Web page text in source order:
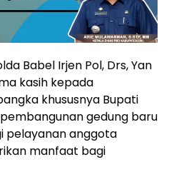
Babel Irjen Pol, Drs, Yan
kasih kepada
khususnya Bupati
gedung baru
pelayanan anggota
manfaat bagi